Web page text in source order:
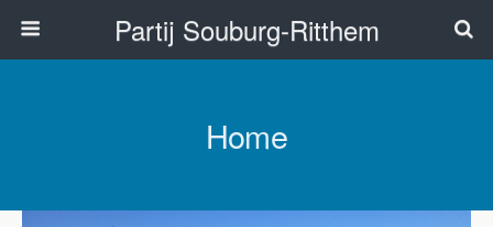
Partij Souburg-Ritthem
Home